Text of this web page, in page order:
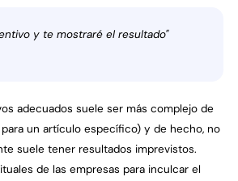
y te mostraré el resultado"
adecuados suele ser más complejo de
un artículo específico) y de hecho, no
suele tener resultados imprevistos.
de las empresas para inculcar el